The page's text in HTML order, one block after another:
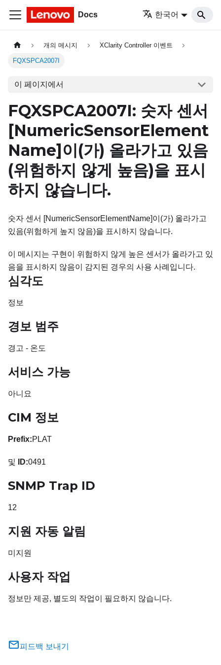
Docs 한국어
개의 메시지 XClarity Controller 이벤트
FQXSPCA2007I
이 페이지에서
FQXSPCA2007I: 숫자 센서
[NumericSensorElement
Name] 이(가) 올라가고 있음
(위험하지 않게 높음)을 표시
하지 않습니다.
숫자 센서 [NumericSensorElementName]이(가) 올라가고
있음(위험하게 높지 않음)을 표시하지 않습니다.
이 메시지는 구현이 위험하지 않게 높은 센서가 올라가고 있
음을 표시하지 않음이 감지된 경우의 사용 사례입니다.
심각도
정보
경보 범주
경고 - 온도
서비스 가능
아니요
CIM 정보
Prefix:PLAT
및 ID:0491
SNMP Trap ID
12
지원 자동 알림
미지원
사용자 작업
정보만 제공, 별도의 작업이 필요하지 않습니다.
피드백 보내기